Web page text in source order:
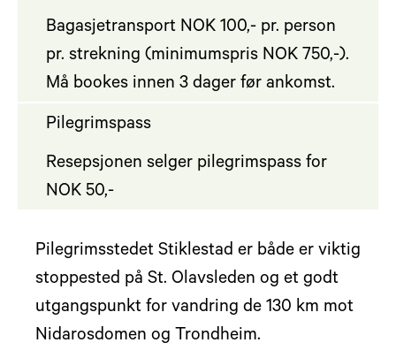
Bagasjetransport NOK 100,- pr. person
pr. strekning (minimumspris NOK 750,-).
Må bookes innen 3 dager før ankomst.
Pilegrimspass
Resepsjonen selger pilegrimspass for
NOK 50,-
Pilegrimsstedet Stiklestad er både er viktig
stoppested på St. Olavsleden og et godt
utgangspunkt for vandring de 130 km mot
Nidarosdomen og Trondheim.